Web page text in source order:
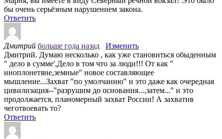
бы очень серьёзным нарушением закона.
Ответить
Дмитрий больше года назад
Изменить
Дмитрий. Думаю несколько , как уже становиться обыденным
" дело в сумме',Дело в том что за люди!!! От как "
иноплонетяне,земные" новое составляющее
мышление...Захват "по умолчанию" и это даже как очередная
цивилизация--"разрушим до основания...,затем..." и это
продолжается, планомерный захват России! А захватив
чеготвоевать то?
Ответить